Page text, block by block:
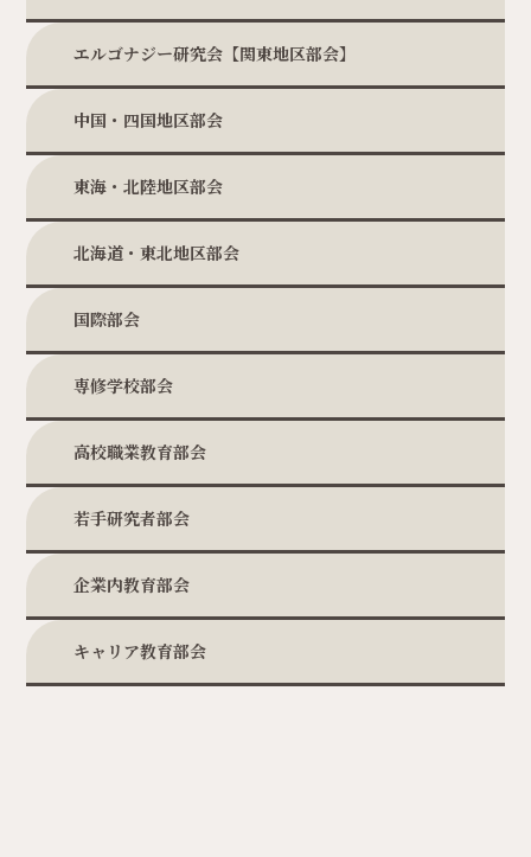
エルゴナジー研究会【関東地区部会】
中国・四国地区部会
東海・北陸地区部会
北海道・東北地区部会
国際部会
専修学校部会
高校職業教育部会
若手研究者部会
企業内教育部会
キャリア教育部会